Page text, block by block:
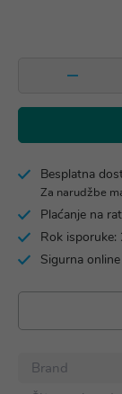
Besplatna
Za narudžbe
Plaćanje na
Rok isporuke:
Sigurna
Brand